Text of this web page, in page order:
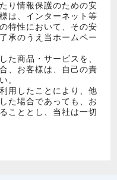
り情報保護のための安
は、インターネット等
特性において、その安
承のうえ当ホームペー
た商品・サービスを、
、お客様は、自己の責
。
用したことにより、他
た場合であっても、お
こととし、当社は一切